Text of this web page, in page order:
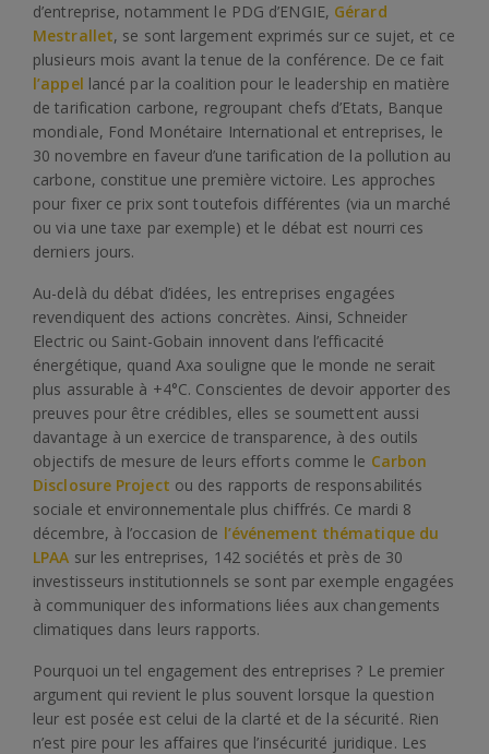
d’entreprise, notamment le PDG d’ENGIE, Gérard
Mestrallet, se sont largement exprimés sur ce sujet, et ce
plusieurs mois avant la tenue de la conférence. De ce fait
l’appel lancé par la coalition pour le leadership en matière
de tarification carbone, regroupant chefs d’Etats, Banque
mondiale, Fond Monétaire International et entreprises, le
30 novembre en faveur d’une tarification de la pollution au
carbone, constitue une première victoire. Les approches
pour fixer ce prix sont toutefois différentes (via un marché
ou via une taxe par exemple) et le débat est nourri ces
derniers jours.
Au-delà du débat d’idées, les entreprises engagées
revendiquent des actions concrètes. Ainsi, Schneider
Electric ou Saint-Gobain innovent dans l’efficacité
énergétique, quand Axa souligne que le monde ne serait
plus assurable à +4°C. Conscientes de devoir apporter des
preuves pour être crédibles, elles se soumettent aussi
davantage à un exercice de transparence, à des outils
objectifs de mesure de leurs efforts comme le Carbon
Disclosure Project ou des rapports de responsabilités
sociale et environnementale plus chiffrés. Ce mardi 8
décembre, à l’occasion de l’événement thématique du
LPAA sur les entreprises, 142 sociétés et près de 30
investisseurs institutionnels se sont par exemple engagées
à communiquer des informations liées aux changements
climatiques dans leurs rapports.
Pourquoi un tel engagement des entreprises ? Le premier
argument qui revient le plus souvent lorsque la question
leur est posée est celui de la clarté et de la sécurité. Rien
n’est pire pour les affaires que l’insécurité juridique. Les